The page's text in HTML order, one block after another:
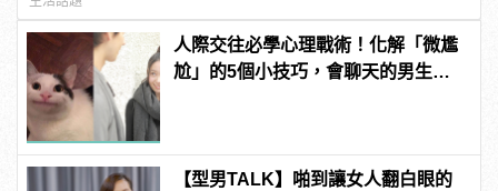
人際交往必學心理戰術！化解「微尷
尬」的5個小技巧，會聊天的男生更
【型男TALK】啪到讓女人翻白眼的